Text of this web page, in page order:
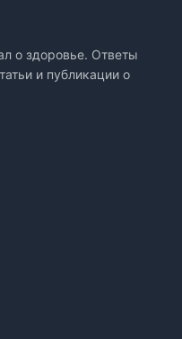
о здоровье. Ответы
и публикации о